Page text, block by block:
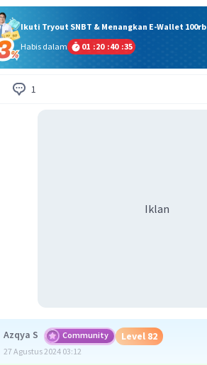
Ikuti Tryout SNBT & Menangkan E-Wallet 100rb
Habis dalam
01 :20 :40 :34
1
Iklan
Azqya S Community Level 82
27 Agustus 2024 03:12